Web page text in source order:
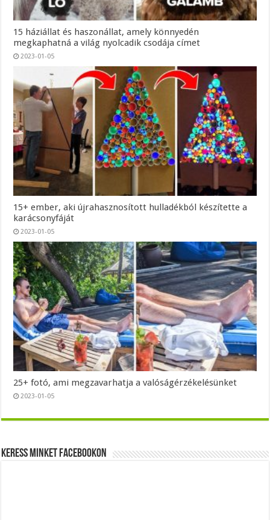
15 háziállat és haszonállat, amely könnyedén
megkaphatná a világ nyolcadik csodája címet
2023-01-05
15+ ember, aki újrahasznosított hulladékból készítette a
karácsonyfáját
2023-01-05
25+ fotó, ami megzavarhatja a valóságérzékelésünket
2023-01-05
Keress minket Facebookon